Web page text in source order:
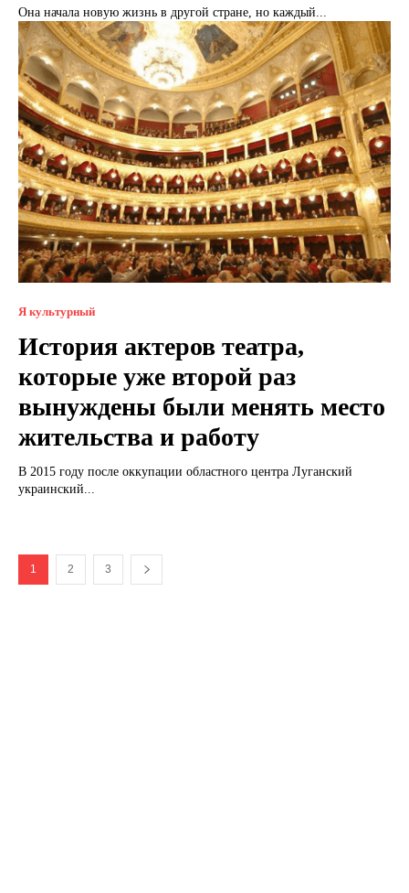
Она начала новую жизнь в другой стране, но каждый...
Я культурный
История актеров театра,
которые уже второй раз
вынуждены были менять место
жительства и работу
В 2015 году после оккупации областного центра Луганский
украинский...
1 2 3